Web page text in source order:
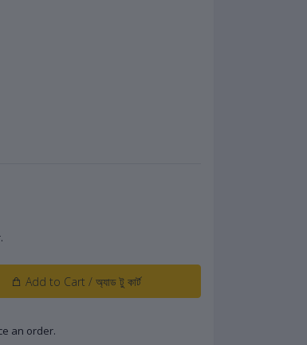
Add to Cart / অ্যাড টু কার্ট
an order.